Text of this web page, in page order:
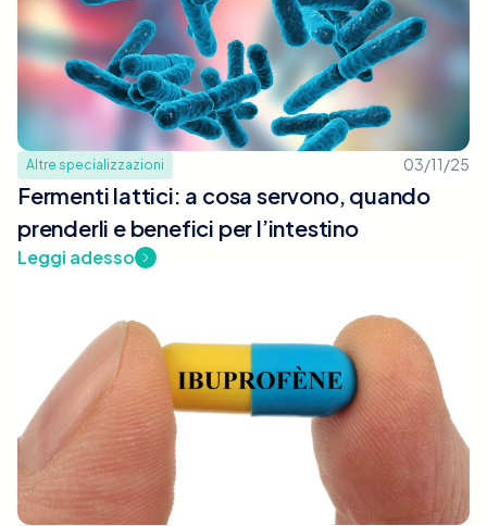
Altre specializzazioni 03/11/25
Fermenti lattici: a cosa servono, quando
prenderli e benefici per l’intestino
Leggi adesso